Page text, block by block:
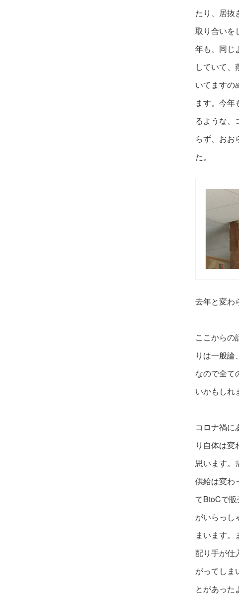
たり、 居抜
取り合いを
年も、同じ
していて、
いてますの
ます。今年
るよう な、
らず、 おお
た。
去年と変わ
ここからの
りは一般論
なので全て
いかもしれ
コロナ禍に
り自体は変
思います。
供給は変わ
てBtoCで
がいらっし
まいます。
配り手が仕
がってしま
とがあった